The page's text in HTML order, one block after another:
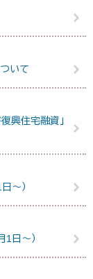
いて
興住宅融資」
～）
日～）